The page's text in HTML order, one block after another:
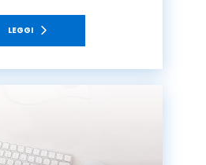
LEGGI